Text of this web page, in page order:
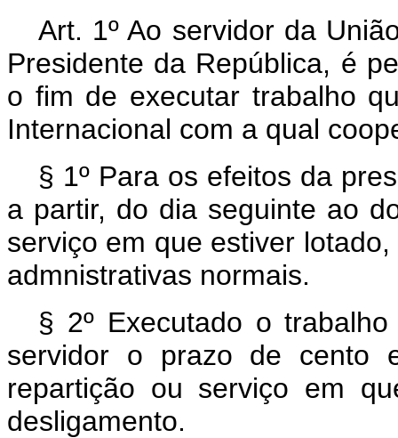
Art. 1º Ao servidor da
Presidente da República, é
o fim de executar trabalho
Internacional com a qual
§ 1º Para os efeitos da
a partir, do dia seguinte ao
serviço em que estiver
admnistrativas normais.
§ 2º Executado o
servidor o prazo de cento
repartição ou serviço em
desligamento.